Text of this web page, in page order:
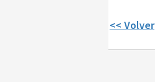
<< Volver